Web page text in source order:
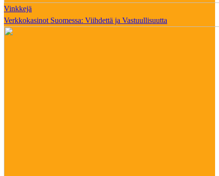
Vinkkejä
Verkkokasinot Suomessa: Viihdettä ja Vastuullisuutta